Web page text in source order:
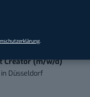
.
Creator (m/w/d)
in Düsseldorf